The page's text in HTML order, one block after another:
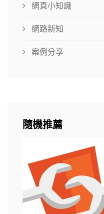
網頁小知識
網路新知
案例分享
隨機推薦